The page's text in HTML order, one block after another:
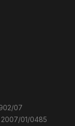
07
2007/01/0485